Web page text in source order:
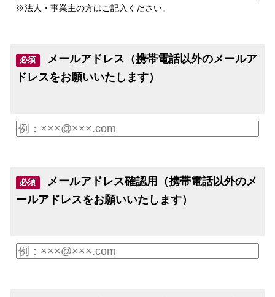
※法人・事業主の方はご記入ください。
必須
メールアドレス（携帯電話以外のメールア
ドレスをお願いいたします）
必須
メールアドレス確認用（携帯電話以外のメ
ールアドレスをお願いいたします）